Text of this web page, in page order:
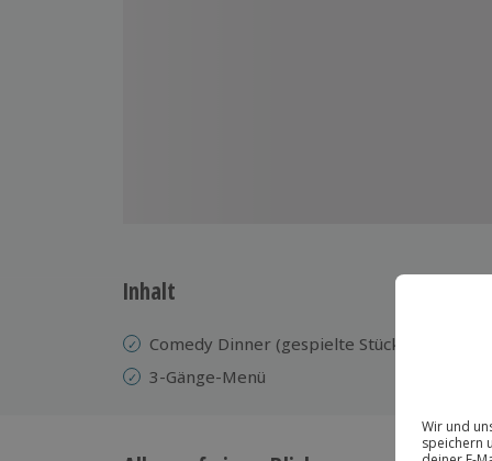
Inhalt
Comedy Dinner (gespielte Stücke variieren)
3-Gänge-Menü